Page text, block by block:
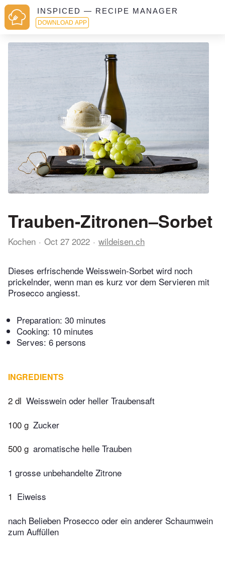
INSPICED — RECIPE MANAGER
DOWNLOAD APP
Trauben-Zitronen–Sorbet
Kochen Oct 27 2022 wildeisen.ch
Dieses erfrischende Weisswein-Sorbet wird noch
prickelnder, wenn man es kurz vor dem Servieren mit
Prosecco angiesst.
Preparation: 30 minutes
Cooking: 10 minutes
Serves: 6 persons
INGREDIENTS
2 dl Weisswein oder heller Traubensaft
100 g Zucker
500 g aromatische helle Trauben
1 grosse unbehandelte Zitrone
1 Eiweiss
nach Belieben Prosecco oder ein anderer Schaumwein
zum Auffüllen